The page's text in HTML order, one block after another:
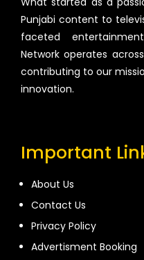
Punjabi content to
faceted
Network operates
contributing to our
innovation.
Important
About Us
Contact Us
Privacy Policy
Advertisment Booking